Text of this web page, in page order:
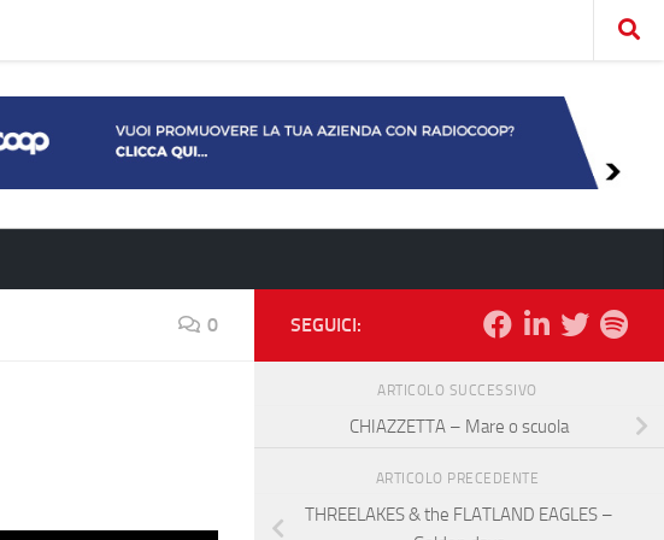
0 SEGUICI:
ARTICOLO SUCCESSIVO
CHIAZZETTA – Mare o scuola
ARTICOLO PRECEDENTE
THREELAKES & the FLATLAND EAGLES –